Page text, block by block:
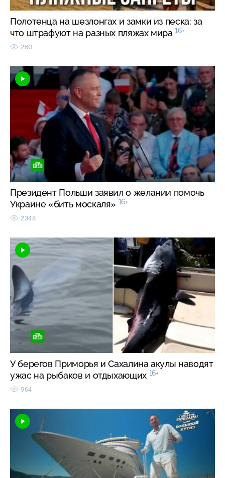
Полотенца на шезлонгах и замки из песка: за
что штрафуют на разных пляжах мира 16+
260
Президент Польши заявил о желании помочь
Украине «бить москаля» 16+
2348
У берегов Приморья и Сахалина акулы наводят
ужас на рыбаков и отдыхающих 16+
964